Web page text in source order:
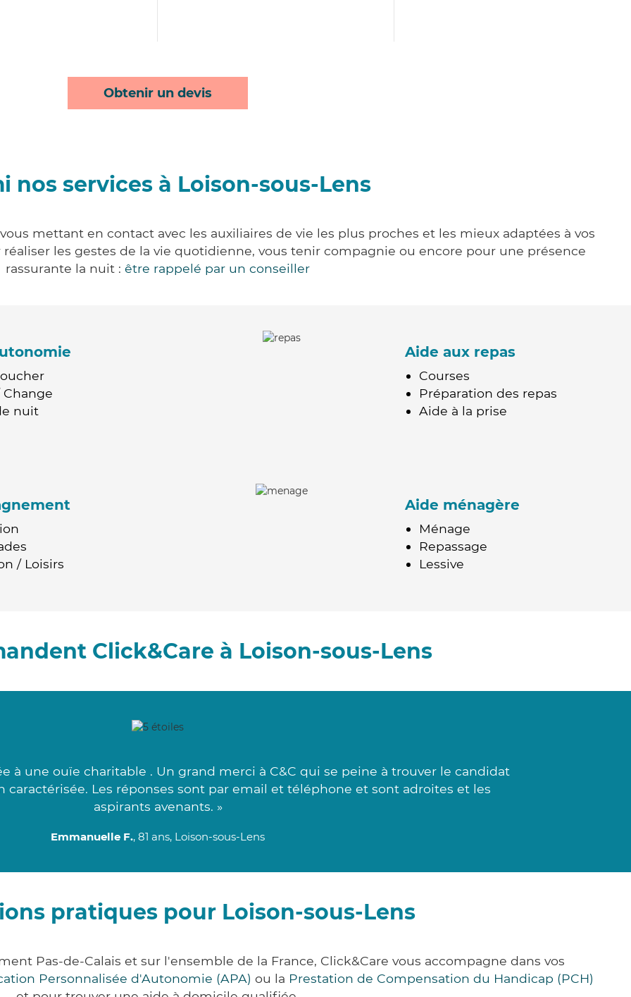
Obtenir un devis
nos services à Loison-sous-Lens
mettant en contact avec les auxiliaires de vie les plus proches et les mieux adaptées à vos
les gestes de la vie quotidienne, vous tenir compagnie ou encore pour une présence
rassurante la nuit : être rappelé par un conseiller
nuit
Aide aux repas
Courses
Préparation des repas
Aide à la prise
/ Loisirs
Aide ménagère
Ménage
Repassage
Lessive
Click&Care à Loison-sous-Lens
à une ouïe charitable . Un grand merci à C&C qui se peine à trouver le candidat
Les réponses sont par email et téléphone et sont adroites et les
aspirants avenants. »
Emmanuelle F., 81 ans, Loison-sous-Lens
pratiques pour Loison-sous-Lens
Pas-de-Calais et sur l'ensemble de la France, Click&Care vous accompagne dans vos
Personnalisée d'Autonomie (APA) ou la Prestation de Compensation du Handicap (PCH)